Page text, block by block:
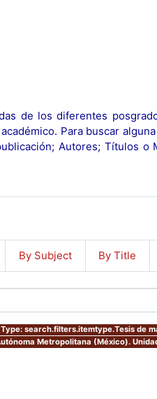
de los diferentes
Para buscar
Autores; Títulos o
By Subject By Title
Type: search.filters.itemtype.Tesis de
Metropolitana (México).